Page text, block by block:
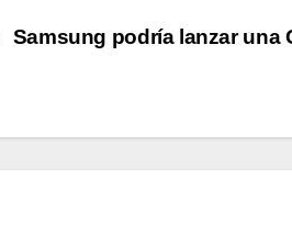
Samsung podría lanzar una